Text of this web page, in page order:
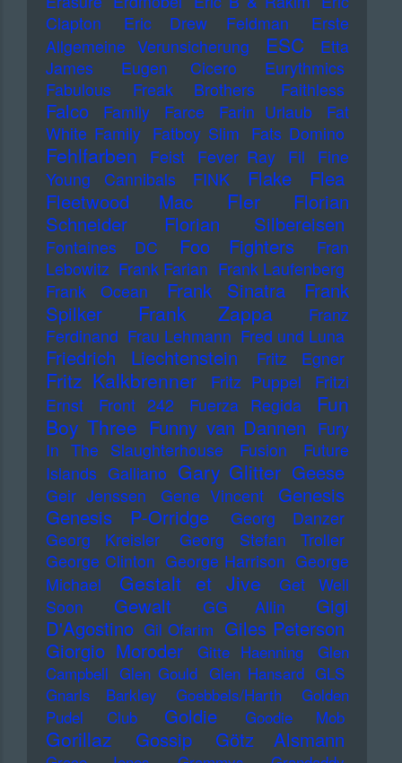
Clapton
Eric Drew Feldman
Erste
Allgemeine Verunsicherung
ESC
Etta
James
Eugen Cicero
Eurythmics
Fabulous Freak Brothers
Faithless
Falco Family Farce Farin Urlaub
Fat
White Family Fatboy Slim Fats Domino
Fehlfarben Feist Fever Ray Fil
Fine
Young Cannibals
FINK Flake
Flea
Fleetwood Mac
Fler
Florian
Schneider
Florian Silbereisen
Fontaines DC Foo Fighters
Fran
Lebowitz Frank Farian Frank Laufenberg
Frank Ocean
Frank Sinatra
Frank
Spilker
Frank Zappa
Franz
Ferdinand Frau Lehmann Fred und Luna
Friedrich Liechtenstein Fritz Egner
Fritz Kalkbrenner Fritz Puppel
Fritzi
Ernst
Front 242 Fuerza Regida
Fun
Boy Three Funny van Dannen Fury
In The Slaughterhouse
Fusion
Future
Islands Galliano Gary Glitter Geese
Geir Jenssen Gene Vincent
Genesis
Genesis P-Orridge
Georg Danzer
Georg Kreisler
Georg Stefan Troller
George Clinton George Harrison George
Michael
Gestalt et Jive
Get Well
Soon
Gewalt GG Allin
Gigi
D'Agostino Gil Ofarim Giles Peterson
Giorgio Moroder
Gitte Haenning
Glen
Campbell Glen Gould Glen Hansard GLS
Gnarls Barkley
Goebbels/Harth
Golden
Pudel Club
Goldie Goodie Mob
Gorillaz Gossip Götz Alsmann